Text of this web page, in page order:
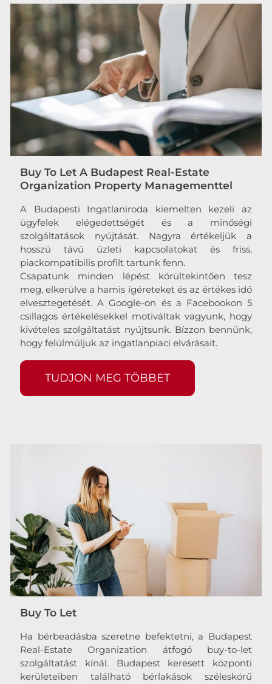
Buy To Let A Budapest Real-Estate
Organization Property Managementtel
A Budapesti Ingatlaniroda kiemelten kezeli az
ügyfelek elégedettségét és a minőségi
szolgáltatások nyújtását. Nagyra értékeljük a
hosszú távú üzleti kapcsolatokat és friss,
piackompatibilis profilt tartunk fenn.
Csapatunk minden lépést körültekintően tesz
meg, elkerülve a hamis ígéreteket és az értékes idő
elvesztegetését. A Google-on és a Facebookon 5
csillagos értékelésekkel motiváltak vagyunk, hogy
kivételes szolgáltatást nyújtsunk. Bízzon bennünk,
hogy felülmúljuk az ingatlanpiaci elvárásait.
TUDJON MEG TÖBBET
Buy To Let
Ha bérbeadásba szeretne befektetni, a Budapest
Real-Estate Organization átfogó buy-to-let
szolgáltatást kínál. Budapest keresett központi
kerületeiben található bérlakások széleskörű